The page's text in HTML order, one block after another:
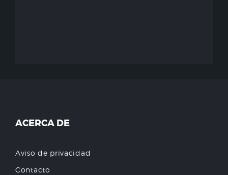
ACERCA DE
Aviso de privacidad
Contacto